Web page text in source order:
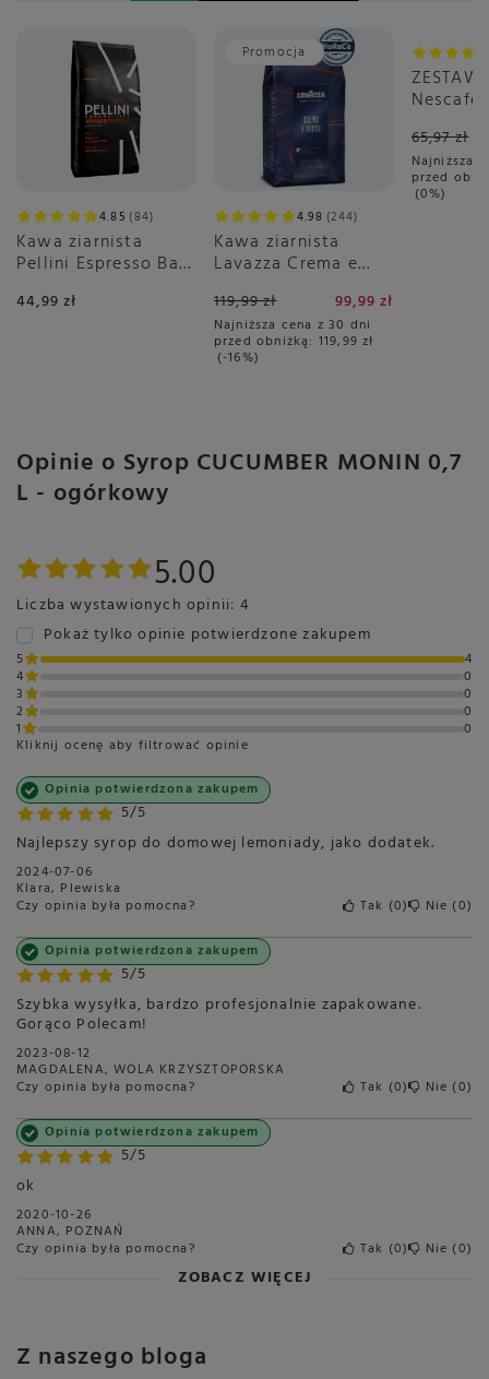
4.85 84
Kawa ziarnista
Pellini Espresso Bar
44,99 zł
Promocja
4.98 244
Kawa ziarnista
Lavazza Crema e
119,99 zł 99,99 zł
Najniższa cena z 30 dni
przed obniżką: 119,99 zł
-16%
Okazja
Nescafé
3x16
65,97 zł
Najniższa
przed
0%
Opinie o Syrop CUCUMBER MONIN 0,7
L - ogórkowy
5.00
Liczba wystawionych opinii: 4
Pokaż tylko opinie potwierdzone zakupem
5
4
4
0
3
0
2
0
1
0
Kliknij ocenę aby filtrować opinie
5/5
Opinia potwierdzona zakupem
Najlepszy syrop do domowej lemoniady, jako dodatek.
2024-07-06
Klara, Plewiska
Czy opinia była pomocna? Tak 0 Nie 0
5/5
Opinia potwierdzona zakupem
Szybka wysyłka, bardzo profesjonalnie zapakowane.
Gorąco Polecam!
2023-08-12
MAGDALENA, WOLA KRZYSZTOPORSKA
Czy opinia była pomocna? Tak 0 Nie 0
5/5
Opinia potwierdzona zakupem
ok
2020-10-26
ANNA, POZNAŃ
Czy opinia była pomocna? Tak 0 Nie 0
ZOBACZ WIĘCEJ
Z naszego bloga